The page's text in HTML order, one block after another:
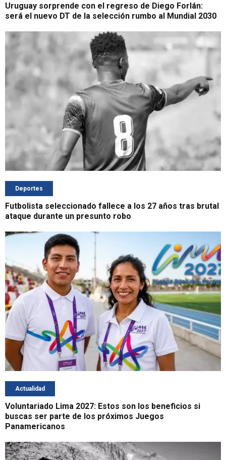
Uruguay sorprende con el regreso de Diego Forlán:
será el nuevo DT de la selección rumbo al Mundial 2030
Deportes
Futbolista seleccionado fallece a los 27 años tras brutal
ataque durante un presunto robo
Actualidad
Voluntariado Lima 2027: Estos son los beneficios si
buscas ser parte de los próximos Juegos
Panamericanos